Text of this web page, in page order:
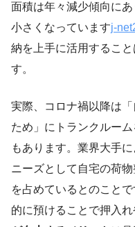
面積は年々減少傾向に
小さくなっていますj-
納を上手に活用するこ
す。
実際、コロナ禍以降は
ため」にトランクルー
もあります。業界大手
ニーズとして自宅の荷
を占めているとのことで
的に預けることで押入れ